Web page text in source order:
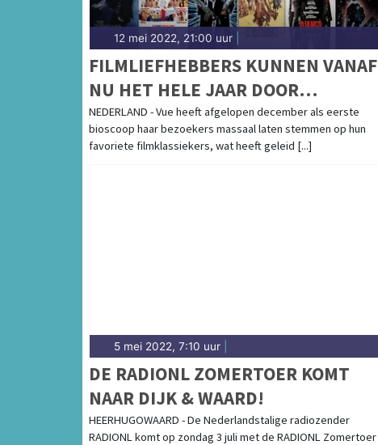
12 mei 2022, 21:00 uur
FILMLIEFHEBBERS KUNNEN VANAF
NU HET HELE JAAR DOOR
GENIETEN VAN NOSTALGISCHE
KLASSIEKERS BIJ VUE CINEMAS
NEDERLAND - Vue heeft afgelopen december als eerste
bioscoop haar bezoekers massaal laten stemmen op hun
favoriete filmklassiekers, wat heeft geleid [...]
5 mei 2022, 7:10 uur
DE RADIONL ZOMERTOER KOMT
NAAR DIJK & WAARD!
HEERHUGOWAARD - De Nederlandstalige radiozender
RADIONL komt op zondag 3 juli met de RADIONL Zomertoer